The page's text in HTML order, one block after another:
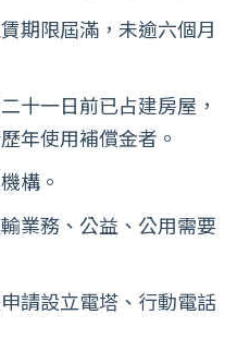
期限屆滿，未逾六個月
十一日前已占建房屋，
年使用補償金者。
構。
業務、公益、公用需要
請設立電塔、行動電話